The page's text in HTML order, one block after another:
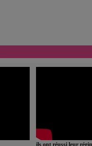
ils ont réussi leur